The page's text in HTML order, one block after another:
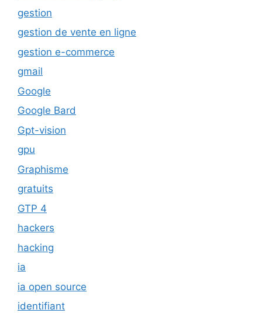
gestion
gestion de vente en ligne
gestion e-commerce
gmail
Google
Google Bard
Gpt-vision
gpu
Graphisme
gratuits
GTP 4
hackers
hacking
ia
ia open source
identifiant